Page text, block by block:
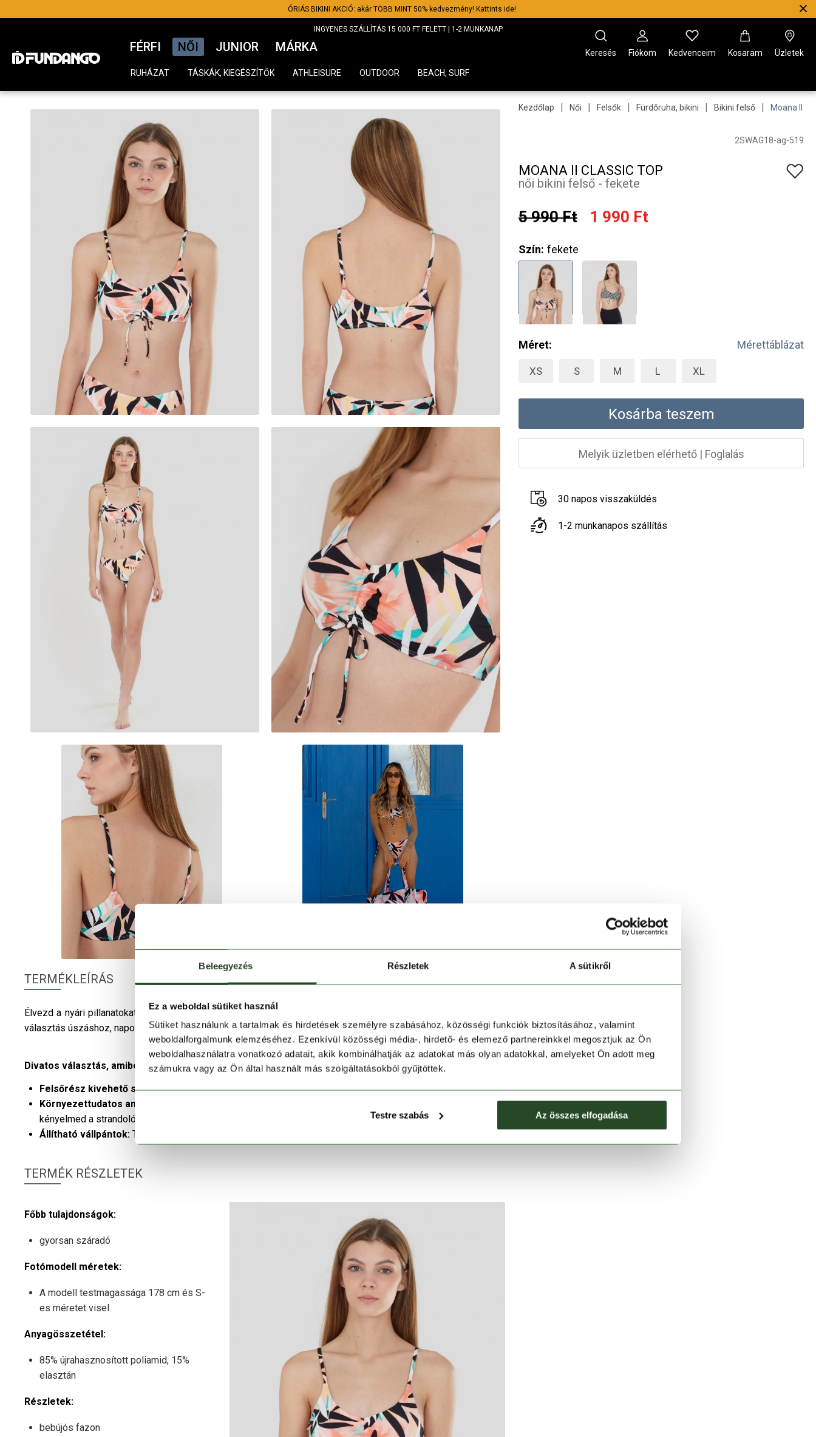
Beleegyezés Részletek A sütikről
Ez a weboldal sütiket használ
Sütiket használunk a tartalmak és hirdetések személyre szabásához, közösségi funkciók biztosításához, valamint
weboldalforgalmunk elemzéséhez. Ezenkívül közösségi média-, hirdető- és elemező partnereinkkel megosztjuk az Ön
weboldalhasználatra vonatkozó adatait, akik kombinálhatják az adatokat más olyan adatokkal, amelyeket Ön adott meg
számukra vagy az Ön által használt más szolgáltatásokból gyűjtöttek.
Testre szabás Az összes elfogadása
ÓRIÁS BIKINI AKCIÓ: akár TÖBB MINT 50% kedvezmény! Kattints ide!
INGYENES SZÁLLÍTÁS 15 000 FT FELETT | 1-2 MUNKANAP
FÉRFI NŐI JUNIOR MÁRKA
RUHÁZAT TÁSKÁK, KIEGÉSZÍTŐK ATHLEISURE OUTDOOR BEACH, SURF
Keresés Fiókom Kedvenceim Kosaram Üzletek
TERMÉKLEÍRÁS
Élvezd a nyári pillanatokat stílusos kényelemben aFundango
választás úszáshoz, napozáshoz vagy vízi sportokhoz, ahol a stílus és a funkcionalitás egyaránt fontos.
Divatos választás, amiben jól érzed magad:
Felsőrész kivehető szivaccsal:Stabil tartás a maximális kényelem érdekében, akár mozgás közben is.
Környezettudatos anyaghasználat:
kényelmed a strandolós napokon.
Állítható vállpántok: Tökéletes illeszkedés és személyre szabott kényelem minden alkalommal.
TERMÉK RÉSZLETEK
Főbb tulajdonságok:
gyorsan száradó
Fotómodell méretek:
A modell testmagassága 178 cm és S-
es méretet visel.
Anyagösszetétel:
85% újrahasznosított poliamid, 15%
elasztán
Részletek:
bebújós fazon
Kezdőlap | Női | Felsők | Fürdőruha, bikini | Bikini felső | Moana II
2SWAG18-ag-519
MOANA II CLASSIC TOP
női bikini felső - fekete
5 990 Ft 1 990 Ft
Szín: fekete
Méret: Mérettáblázat
XS S M L XL
Kosárba teszem
Melyik üzletben elérhető| Foglalás
30 napos visszaküldés
1-2 munkanapos szállítás